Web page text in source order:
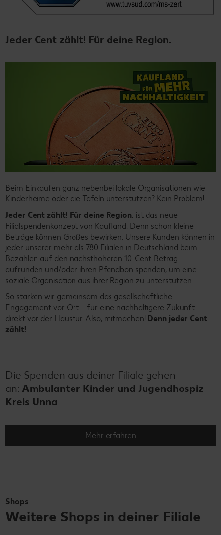
Jeder Cent zählt! Für deine Region.
Beim Einkaufen ganz nebenbei lokale Organisationen wie
Kinderheime oder die Tafeln unterstützen? Kein Problem!
Jeder Cent zählt! Für deine Region. ist das neue
Filialspendenkonzept von Kaufland. Denn schon kleine
Beträge können Großes bewirken. Unsere Kunden können in
jeder unserer mehr als 780 Filialen in Deutschland beim
Bezahlen auf den nächsthöheren 10-Cent-Betrag
aufrunden und/oder ihren Pfandbon spenden, um eine
soziale Organisation aus ihrer Region zu unterstützen.
So stärken wir gemeinsam das gesellschaftliche
Engagement vor Ort – für eine nachhaltigere Zukunft
direkt vor der Haustür. Also, mitmachen! Denn jeder Cent
zählt!
Die Spenden aus deiner Filiale gehen
an: Ambulanter Kinder und Jugendhospiz
Kreis Unna
Mehr erfahren
Shops
Weitere Shops in deiner Filiale